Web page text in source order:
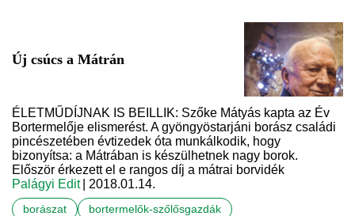
Új csúcs a Mátrán
ÉLETMŰDÍJNAK IS BEILLIK: Szőke Mátyás kapta az Év
Bortermelője elismerést. A gyöngyöstarjáni borász családi
pincészetében évtizedek óta munkálkodik, hogy
bizonyítsa: a Mátrában is készülhetnek nagy borok.
Először érkezett el e rangos díj a mátrai borvidék
Palágyi Edit
| 2018.01.14.
borászat
bortermelők-szőlősgazdák